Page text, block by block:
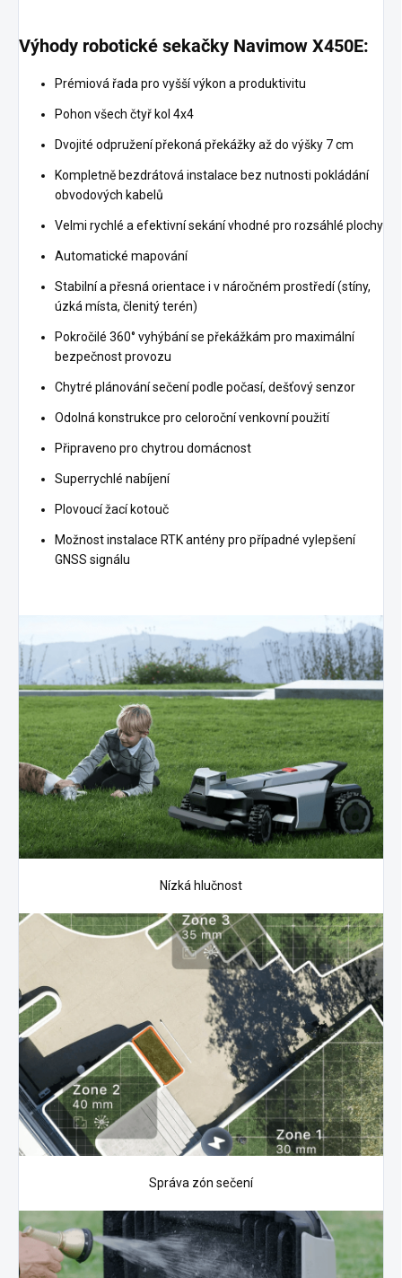
Výhody robotické sekačky Navimow X450E:
Prémiová řada pro vyšší výkon a produktivitu
Pohon všech čtyř kol 4x4
Dvojité odpružení překoná překážky až do výšky 7 cm
Kompletně bezdrátová instalace bez nutnosti pokládání
obvodových kabelů
Velmi rychlé a efektivní sekání vhodné pro rozsáhlé plochy
Automatické mapování
Stabilní a přesná orientace i v náročném prostředí (stíny,
úzká místa, členitý terén)
Pokročilé 360° vyhýbání se překážkám pro maximální
bezpečnost provozu
Chytré plánování sečení podle počasí, dešťový senzor
Odolná konstrukce pro celoroční venkovní použití
Připraveno pro chytrou domácnost
Superrychlé nabíjení
Plovoucí žací kotouč
Možnost instalace RTK antény pro případné vylepšení
GNSS signálu
Nízká hlučnost
Správa zón sečení